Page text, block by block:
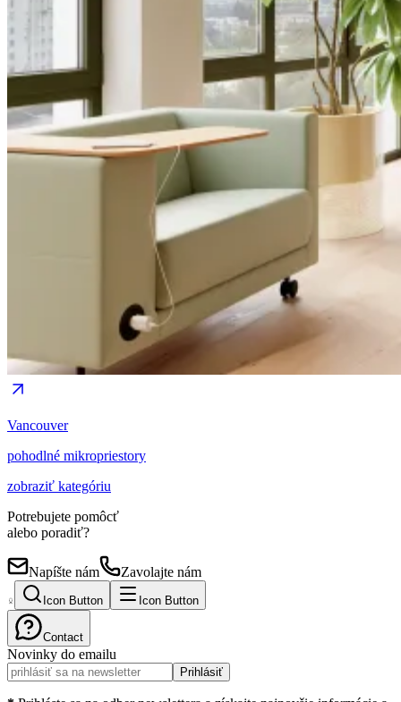
Vancouver
pohodlné mikropriestory
zobraziť kategóriu
Potrebujete pomôcť
alebo poradiť?
Napíšte nám Zavolajte nám
Icon Button Icon Button
Contact
Novinky do emailu
Prihlásiť